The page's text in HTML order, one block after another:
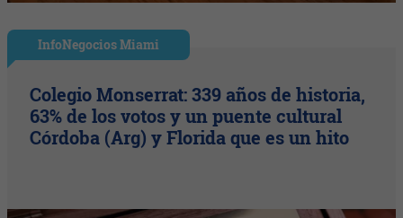
InfoNegocios Miami
Colegio Monserrat: 339 años de historia,
63% de los votos y un puente cultural
Córdoba (Arg) y Florida que es un hito